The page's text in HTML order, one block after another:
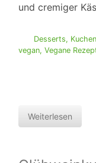
und cremiger
Desserts,
vegan, Vegane
Weiterlesen